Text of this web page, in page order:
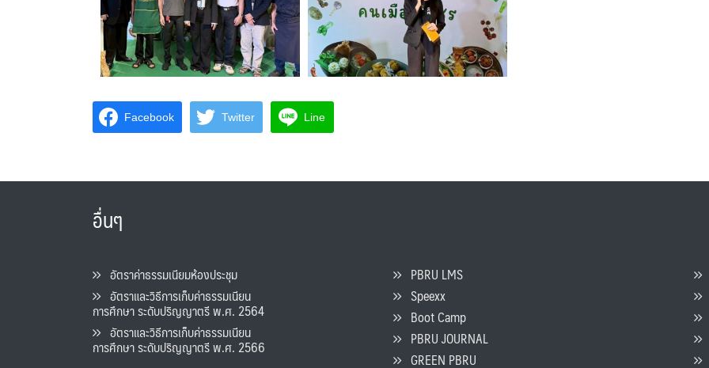
Facebook Twitter Line
อื่นๆ
อัตราค่าธรรมเนียมห้องประชุม
อัตราและวิธีการเก็บค่าธรรมเนียน
การศึกษา ระดับปริญญาตรี พ.ศ. 2564
อัตราและวิธีการเก็บค่าธรรมเนียน
การศึกษา ระดับปริญญาตรี พ.ศ. 2566
PBRU LMS
Speexx
Boot Camp
PBRU JOURNAL
GREEN PBRU